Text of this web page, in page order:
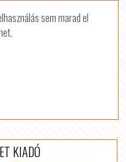
sem marad el
KIADÓ